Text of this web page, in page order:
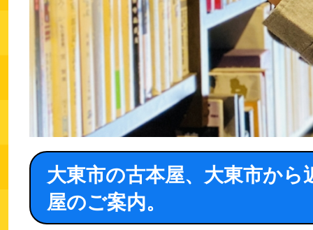
大東市の古本屋、大東市から
屋のご案内。